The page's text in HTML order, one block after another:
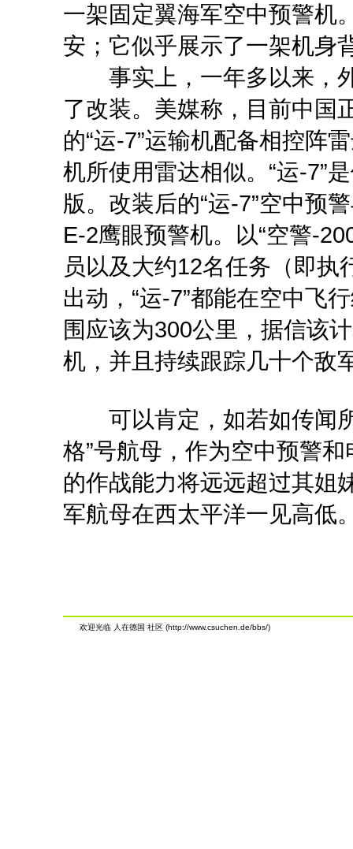
一架固定翼海军空中预警机
安；它似乎展示了一架机身
事实上，一年多以来，外
了改装。美媒称，目前中国
的“运-7”运输机配备相控阵
机所使用雷达相似。“运-7”
版。改装后的“运-7”空中预
E-2鹰眼预警机。以“空警-
员以及大约12名任务（即
出动，“运-7”都能在空中飞
围应该为300公里，据信该
机，并且持续跟踪几十个敌
可以肯定，如若如传闻所
格”号航母，作为空中预警
的作战能力将远远超过其姐
军航母在西太平洋一见高低
欢迎光临 人在德国 社区 (http://www.csuchen.de/bbs/)